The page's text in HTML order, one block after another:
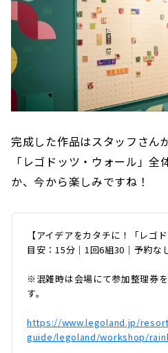
完成した作品はスタッフさん
「レゴドッツ・ウォール」
か、今から楽しみですね！
【アイデアをカタチに！「レゴ
目安：15分｜1回6組30｜予約な
※混雑時は会場にて参加整理券
す。
https://www.legoland.jp/
guide/legoland/workshop/